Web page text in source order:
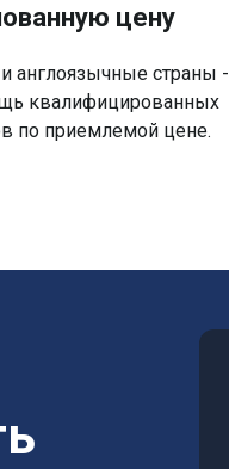
цену
англоязычные страны
квалифицированных
по приемлемой цене.